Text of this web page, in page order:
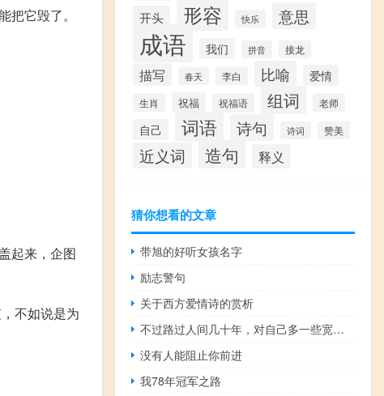
它毁了。
起来，企图
不如说是为
开头 形容 快乐 意思
成语 我们 拼音 接龙
描写 春天 李白 比喻 爱情
生肖 祝福 祝福语 组词 老师
自己 词语 诗句 诗词 赞美
近义词 造句 释义
猜你想看的文章
带旭的好听女孩名字
励志警句
关于西方爱情诗的赏析
不过路过人间几十年，对自己多一些宽容吧
没有人能阻止你前进
我78年冠军之路